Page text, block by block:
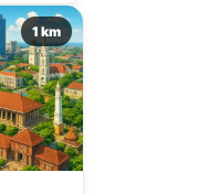
1 km